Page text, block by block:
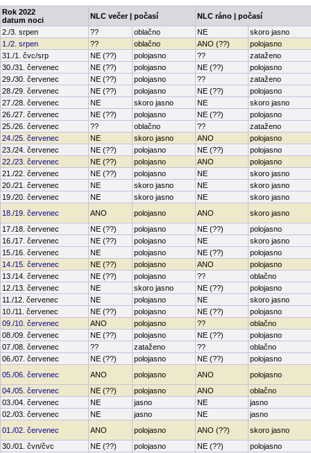
Rok 2022
datum noci
NLC večer | počasí
NLC ráno | počasí
2./3. srpen
?? oblačno NE
skoro jasno
1./2. srpen
?? oblačno ANO (??)
polojasno
31./1. čvc/srp
NE (??) polojasno ??
zataženo
30./31. červenec
NE (??) polojasno NE (??)
polojasno
29./30. červenec
NE (??) polojasno ??
zataženo
28./29. červenec
NE (??) polojasno NE (??)
polojasno
27./28. červenec
NE skoro jasno NE
skoro jasno
26./27. červenec
NE (??) polojasno NE (??)
polojasno
25./26. červenec
?? oblačno ??
zataženo
24./25. červenec
NE skoro jasno ANO
polojasno
23./24. červenec
NE (??) polojasno NE (??)
polojasno
22./23. červenec
NE (??) polojasno ANO
polojasno
21./22. červenec
NE (??) polojasno NE
skoro jasno
20./21. červenec
NE skoro jasno NE
skoro jasno
19./20. červenec
NE skoro jasno NE
skoro jasno
18./19. červenec
ANO polojasno ANO
skoro jasno
17./18. červenec
NE (??) polojasno NE (??)
polojasno
16./17. červenec
NE (??) polojasno NE
skoro jasno
15./16. červenec
NE polojasno NE (??)
polojasno
14./15. červenec
NE (??) polojasno ANO
polojasno
13./14. červenec
NE (??) polojasno ??
oblačno
12./13. červenec
NE skoro jasno NE (??)
polojasno
11./12. červenec
NE polojasno NE
skoro jasno
10./11. červenec
NE (??) polojasno NE (??)
polojasno
09./10. červenec
ANO polojasno ??
oblačno
08./09. červenec
NE (??) polojasno NE (??)
polojasno
07./08. červenec
?? zataženo ??
oblačno
06./07. červenec
NE (??) polojasno NE (??)
polojasno
05./06. červenec
ANO polojasno ANO
polojasno
04./05. červenec
NE (??) polojasno ANO
oblačno
03./04. červenec
NE jasno NE
jasno
02./03. červenec
NE jasno NE
jasno
01./02. červenec
ANO polojasno ANO (??)
skoro jasno
30./01. čvn/čvc
NE (??) polojasno NE (??)
polojasno